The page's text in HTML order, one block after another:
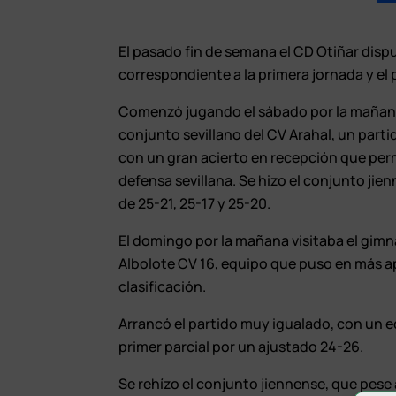
El pasado fin de semana el CD Otiñar
correspondiente a la primera jornada y
Comenzó jugando el sábado por la
conjunto sevillano del CV Arahal, un
con un gran acierto en recepción que
defensa sevillana. Se hizo el conjunto
de 25-21, 25-17 y 25-20.
El domingo por la mañana visitaba el
Albolote CV 16, equipo que puso en más
clasificación.
Arrancó el partido muy igualado, con un
primer parcial por un ajustado 24-26.
Se rehízo el conjunto jiennense, que